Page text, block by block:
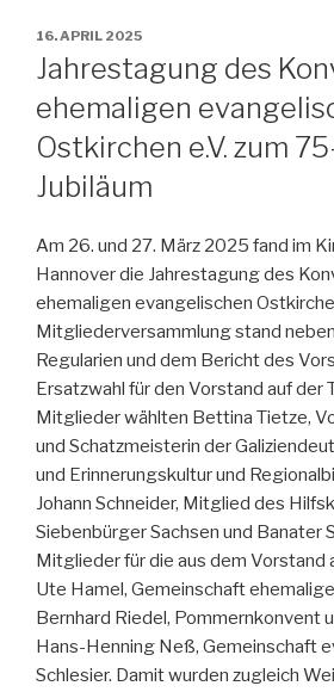
VERÖFFENTLICHT
AM
16. APRIL 2025
Jahrestagung des
ehemaligen
Ostkirchen e.V. zum
Jubiläum
Am 26. und 27. März 2025 fand im
Hannover die Jahrestagung des
ehemaligen evangelischen
Mitgliederversammlung stand
Regularien und dem Bericht des
Ersatzwahl für den Vorstand auf der
Mitglieder wählten Bettina Tietze,
und Schatzmeisterin der
und Erinnerungskultur und
Johann Schneider, Mitglied des
Siebenbürger Sachsen und Banater
Mitglieder für die aus dem Vorstand
Ute Hamel, Gemeinschaft
Bernhard Riedel, Pommernkonvent
Hans-Henning Neß, Gemeinschaft
Schlesier. Damit wurden zugleich